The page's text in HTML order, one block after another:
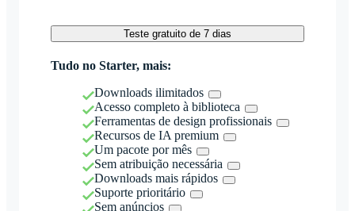
Teste gratuito de 7 dias
Tudo no Starter, mais:
Downloads ilimitados
Acesso completo à biblioteca
Ferramentas de design profissionais
Recursos de IA premium
Um pacote por mês
Sem atribuição necessária
Downloads mais rápidos
Suporte prioritário
Sem anúncios